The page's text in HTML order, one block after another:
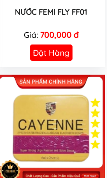
NƯỚC FEMI FLY FF01
Giá: 700,000 đ
Đặt Hàng